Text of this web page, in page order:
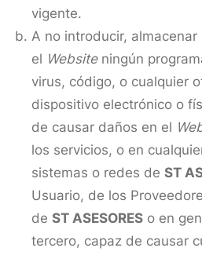
vigente.
A no introducir,
el Websiteningún
virus, código, o cualquier
dispositivo electrónico o
de causar daños en el
los servicios, o en
sistemas o redes de ST
Usuario, de los
de ST ASESORES o en
tercero, capaz de causar